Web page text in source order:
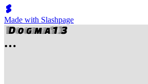
Made with Slashpage